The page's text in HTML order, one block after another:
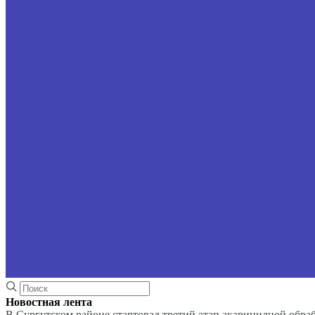
Новостная лента